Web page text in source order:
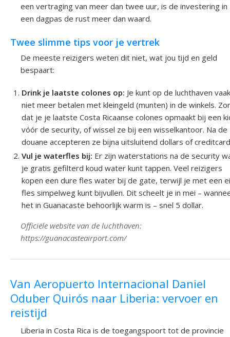
een vertraging van meer dan twee uur, is de investering in
een dagpas de rust meer dan waard.
Twee slimme tips voor je vertrek
De meeste reizigers weten dit niet, wat jou tijd en geld
bespaart:
Drink je laatste colones op: Je kunt op de luchthaven
niet meer betalen met kleingeld (munten) in de winkels.
dat je je laatste Costa Ricaanse colones opmaakt bij een
vóór de security, of wissel ze bij een wisselkantoor. Na de
douane accepteren ze bijna uitsluitend dollars of
Vul je waterfles bij: Er zijn waterstations na de security
je gratis gefilterd koud water kunt tappen. Veel reizigers
kopen een dure fles water bij de gate, terwijl je met een
fles simpelweg kunt bijvullen. Dit scheelt je in mei –
het in Guanacaste behoorlijk warm is – snel 5 dollar.
Officiële website van de luchthaven:
https://guanacasteairport.com/
Van Aeropuerto Internacional Daniel
Oduber Quirós naar Liberia: vervoer en
reistijd
Liberia in Costa Rica is de toegangspoort tot de provincie